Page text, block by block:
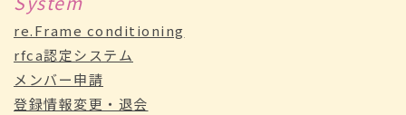
re.Frame conditioning
rfca認定システム
メンバー申請
登録情報変更・退会